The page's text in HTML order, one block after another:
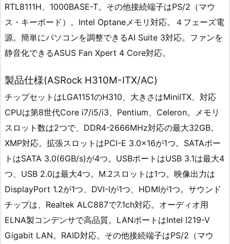
RTL8111H、1000BASE-T。その他接続端子はPS/2（マウ
ス・キーボード）。Intel Optaneメモリ対応。４フェーズ電
源。簡単にパソコンを調整できるAI Suite 3対応。ファンを
静音化できるASUS Fan Xpert 4 Core対応。
製品仕様(ASRock H310M-ITX/AC)
チップセットはLGA1151のH310、大きさはMiniITX、対応
CPUは第8世代Core i7/i5/i3、Pentium、Celeron。メモリ
スロット数は2つで、DDR4-2666MHz対応の最大32GB。
XMP対応。拡張スロットはPCI-E 3.0×16が1つ。SATAポー
トはSATA 3.0(6GB/s)が4つ。USBポートはUSB 3.1は最大4
つ、USB 2.0は最大4つ。M.2スロットは1つ。映像出力は
DisplayPort 1.2が1つ、DVI-Iが1つ、HDMIが1つ。サウンド
チップは、Realtek ALC887で7.1ch対応。オーディオ用
ELNA製コンデンサで高品質。LANポートはIntel I219-V
Gigabit LAN。RAID対応。その他接続端子はPS/2（マウ